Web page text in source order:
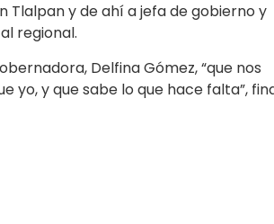
Tlalpan y de ahí a jefa de gobierno y
regional.
Delfina Gómez, “que nos
yo, y que sabe lo que hace falta”,